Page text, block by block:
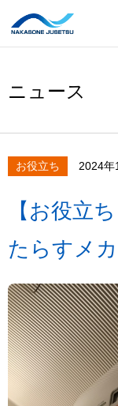
ニュース
お役立ち 2024年
【お役立
たらすメ